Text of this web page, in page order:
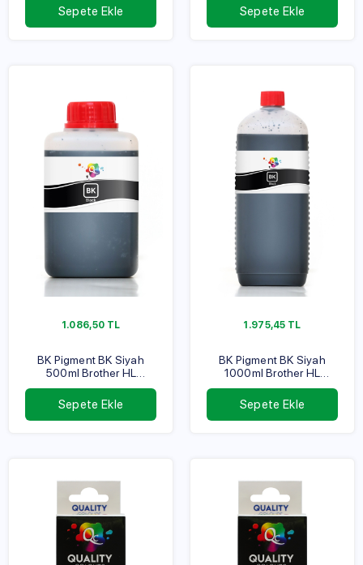
Sepete Ekle Sepete Ekle
1.086,50 TL
BK Pigment BK Siyah
500ml Brother HL
Serisi
Sepete Ekle
1.975,45 TL
BK Pigment BK Siyah
1000ml Brother HL
Serisi
Sepete Ekle